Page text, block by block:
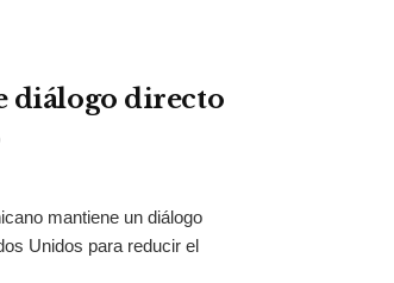
diálogo directo
mantiene un diálogo
Unidos para reducir el